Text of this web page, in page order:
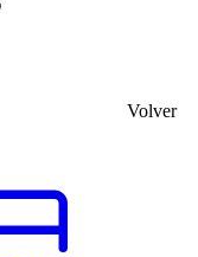
Volver